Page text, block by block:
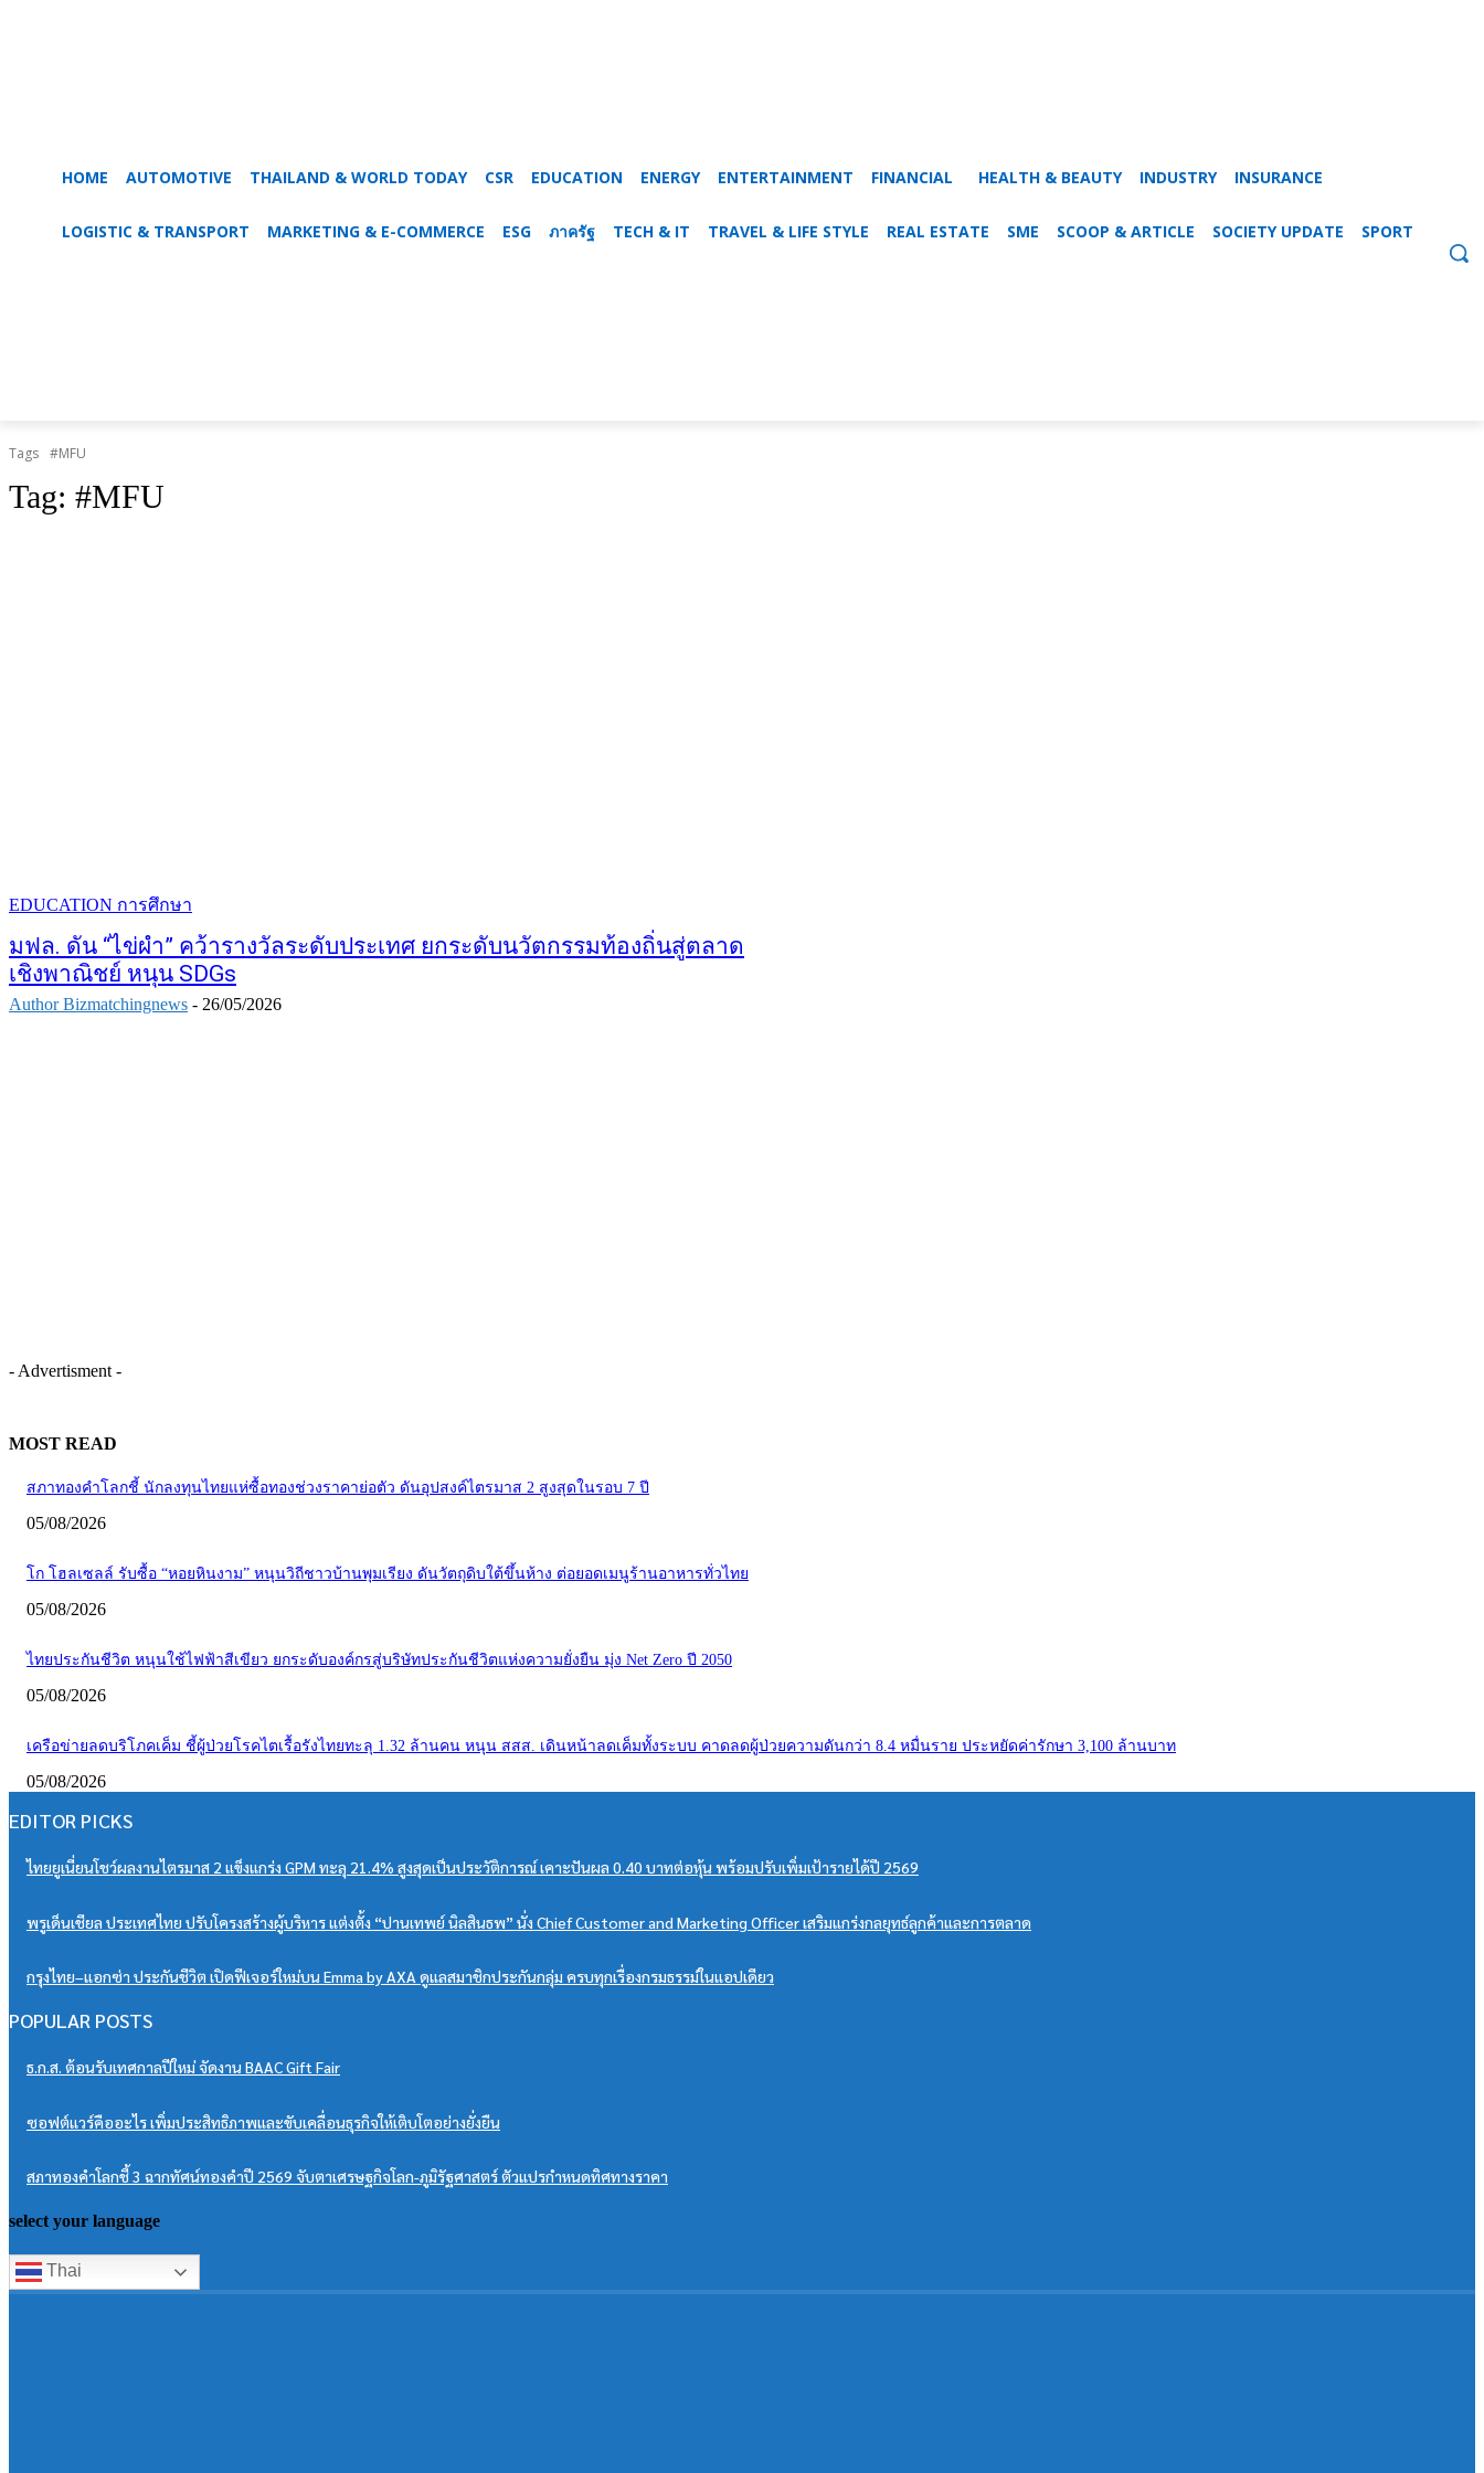
HOME AUTOMOTIVE THAILAND & WORLD TODAY CSR EDUCATION ENERGY ENTERTAINMENT FINANCIAL HEALTH & BEAUTY INDUSTRY INSURANCE
LOGISTIC & TRANSPORT MARKETING & E-COMMERCE ESG ภาครัฐ TECH & IT TRAVEL & LIFE STYLE REAL ESTATE SME SCOOP & ARTICLE SOCIETY UPDATE SPORT
Tags #MFU
Tag: #MFU
EDUCATION การศึกษา
มฟล. ดัน “ไข่ผำ” คว้ารางวัลระดับประเทศ ยกระดับนวัตกรรมท้องถิ่นสู่ตลาด
เชิงพาณิชย์ หนุน SDGs
Author Bizmatchingnews - 26/05/2026
- Advertisment -
MOST READ
สภาทองคำโลกชี้ นักลงทุนไทยแห่ซื้อทองช่วงราคาย่อตัว ดันอุปสงค์ไตรมาส 2 สูงสุดในรอบ 7 ปี
05/08/2026
โก โฮลเซลล์ รับซื้อ “หอยหินงาม” หนุนวิถีชาวบ้านพุมเรียง ดันวัตถุดิบใต้ขึ้นห้าง ต่อยอดเมนูร้านอาหารทั่วไทย
05/08/2026
ไทยประกันชีวิต หนุนใช้ไฟฟ้าสีเขียว ยกระดับองค์กรสู่บริษัทประกันชีวิตแห่งความยั่งยืน มุ่ง Net Zero ปี 2050
05/08/2026
เครือข่ายลดบริโภคเค็ม ชี้ผู้ป่วยโรคไตเรื้อรังไทยทะลุ 1.32 ล้านคน หนุน สสส. เดินหน้าลดเค็มทั้งระบบ คาดลดผู้ป่วยความดันกว่า 8.4 หมื่นราย ประหยัดค่ารักษา 3,100 ล้านบาท
05/08/2026
EDITOR PICKS
ไทยยูเนี่ยนโชว์ผลงานไตรมาส 2 แข็งแกร่ง GPM ทะลุ 21.4% สูงสุดเป็นประวัติการณ์ เคาะปันผล 0.40 บาทต่อหุ้น พร้อมปรับเพิ่มเป้ารายได้ปี 2569
พรูเด็นเชียล ประเทศไทย ปรับโครงสร้างผู้บริหาร แต่งตั้ง “ปานเทพย์ นิลสินธพ” นั่ง Chief Customer and Marketing Officer เสริมแกร่งกลยุทธ์ลูกค้าและการตลาด
กรุงไทย–แอกซ่า ประกันชีวิต เปิดฟีเจอร์ใหม่บน Emma by AXA ดูแลสมาชิกประกันกลุ่ม ครบทุกเรื่องกรมธรรม์ในแอปเดียว
POPULAR POSTS
ธ.ก.ส. ต้อนรับเทศกาลปีใหม่ จัดงาน BAAC Gift Fair
ซอฟต์แวร์คืออะไร เพิ่มประสิทธิภาพและขับเคลื่อนธุรกิจให้เติบโตอย่างยั่งยืน
สภาทองคำโลกชี้ 3 ฉากทัศน์ทองคำปี 2569 จับตาเศรษฐกิจโลก-ภูมิรัฐศาสตร์ ตัวแปรกำหนดทิศทางราคา
select your language
Thai